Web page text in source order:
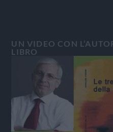
UN VIDEO CON
LIBRO